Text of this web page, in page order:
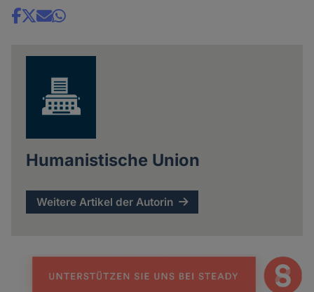
Share
Humanistische Union
Weitere Artikel der Autorin